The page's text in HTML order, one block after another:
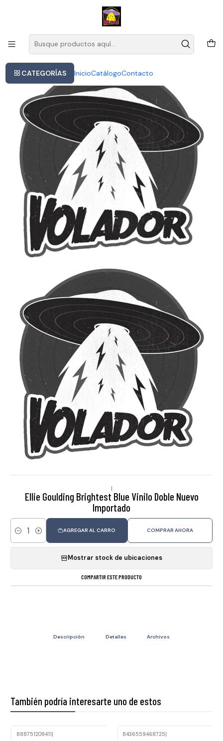
CATEGORÍAS InicioCatálogoContacto
Este es el texto del slide
|
Ellie Goulding Brightest Blue Vinilo Doble Nuevo
Importado
Cantidad
AGREGAR AL CARRO COMPRAR AHORA
Mostrar stock de ubicaciones
COMPARTIR ESTE PRODUCTO
Descripción Detalles Archivos
También podría interesarte uno de estos
888751209411| 8436559468725|